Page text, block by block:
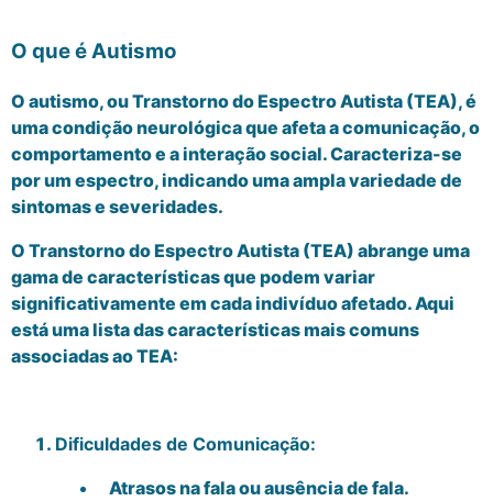
O que é Autismo
O autismo, ou Transtorno do Espectro Autista (TEA), é
uma condição neurológica que afeta a comunicação, o
comportamento e a interação social. Caracteriza-se
por um espectro, indicando uma ampla variedade de
sintomas e severidades.
O Transtorno do Espectro Autista (TEA) abrange uma
gama de características que podem variar
significativamente em cada indivíduo afetado. Aqui
está uma lista das características mais comuns
associadas ao TEA:
Dificuldades de Comunicação:
Atrasos na fala ou ausência de fala.